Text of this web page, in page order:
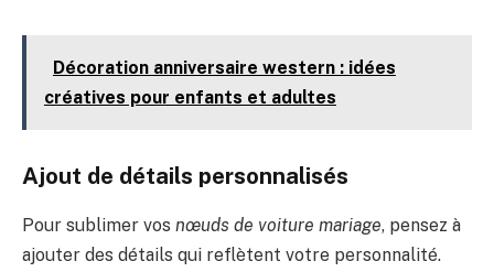
Décoration anniversaire western : idées
créatives pour enfants et adultes
Ajout de détails personnalisés
Pour sublimer vos nœuds de voiture mariage, pensez à
ajouter des détails qui reflètent votre personnalité.